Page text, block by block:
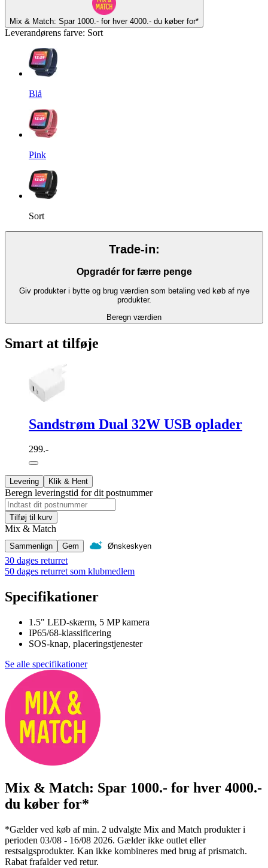
Mix & Match: Spar 1000.- for hver 4000.- du køber for*
Leverandørens farve: Sort
Blå
Pink
Sort
Trade-in:
Opgradér for færre penge
Giv produkter i bytte og brug værdien som betaling ved køb af nye
produkter.
Beregn værdien
Smart at tilføje
Sandstrøm Dual 32W USB oplader
299.-
Levering Klik & Hent
Beregn leveringstid for dit postnummer
Tilføj til kurv
Mix & Match
Sammenlign Gem Ønskeskyen
30 dages returret
50 dages returret som klubmedlem
Specifikationer
1.5" LED-skærm, 5 MP kamera
IP65/68-klassificering
SOS-knap, placeringstjenester
Se alle specifikationer
Mix & Match: Spar 1000.- for hver 4000.-
du køber for*
*Gælder ved køb af min. 2 udvalgte Mix and Match produkter i
perioden 03/08 - 16/08 2026. Gælder ikke outlet eller
restsalgsprodukter. Kan ikke kombineres med brug af prismatch.
Rabat frafalder ved retur.